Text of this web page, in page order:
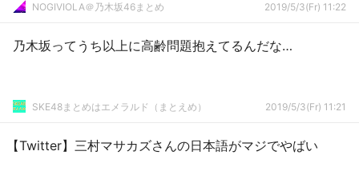
NOGIVIOLA＠乃木坂46まとめ 2019/5/3(Fr) 11:22
乃木坂ってうち以上に高齢問題抱えてるんだな…
SKE48まとめはエメラルド（まとえめ） 2019/5/3(Fr) 11:21
【Twitter】三村マサカズさんの日本語がマジでやばい